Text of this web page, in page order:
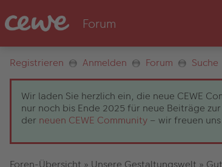
Registrieren Anmelden Forum Suche
Wir laden Sie herzlich ein, die neue CEWE
nur noch bis Ende 2025 für neue Beiträge
der neuen CEWE Community – wir freuen